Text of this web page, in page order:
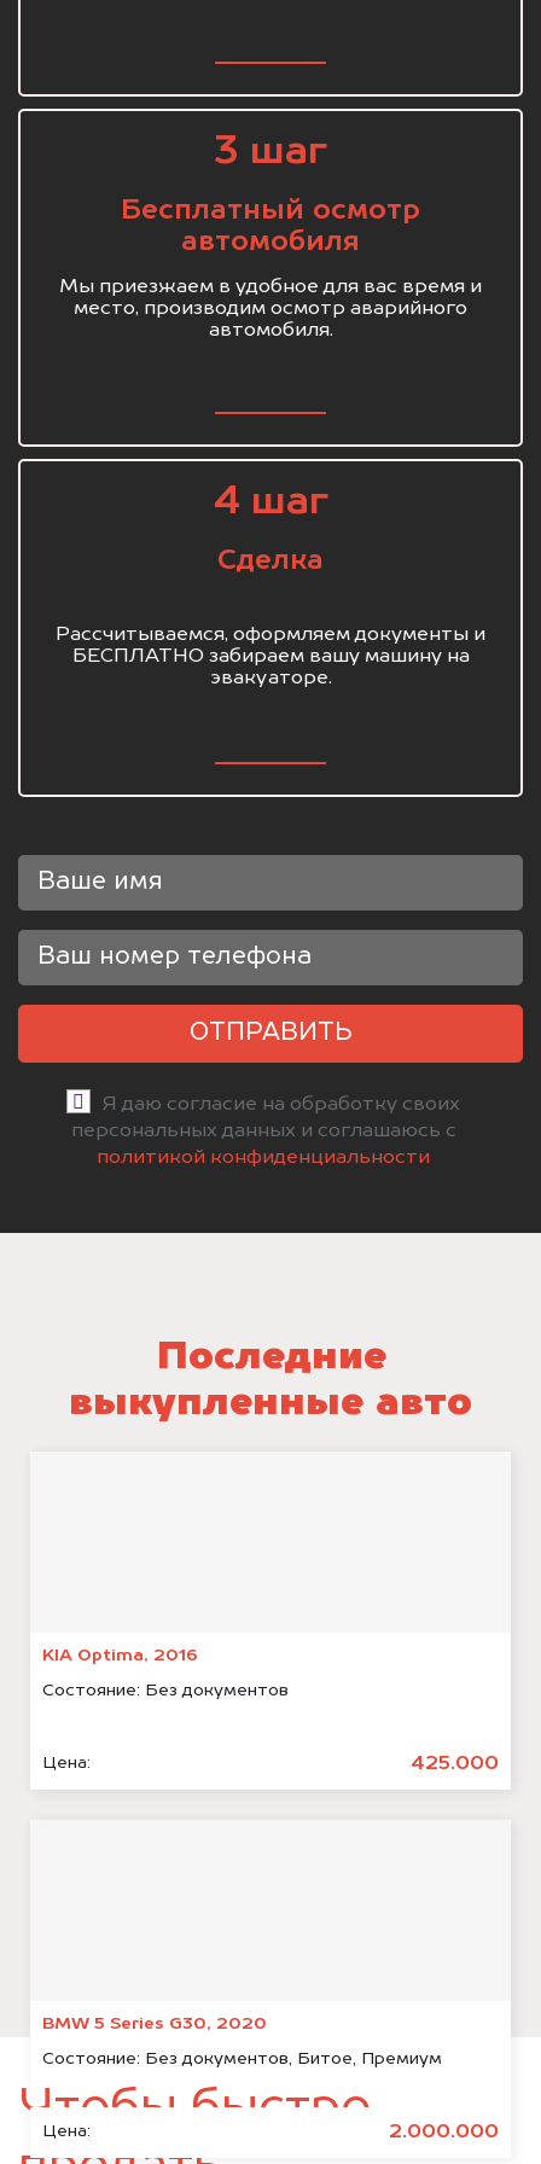
3 шаг
Бесплатный осмотр
автомобиля
Мы приезжаем в удобное для вас время и
место, производим осмотр аварийного
автомобиля.
4 шаг
Сделка
Рассчитываемся, оформляем документы и
БЕСПЛАТНО забираем вашу машину на
эвакуаторе.
ОТПРАВИТЬ
Я даю согласие на обработку своих
персональных данных и соглашаюсь с
политикой конфиденциальности
Последние
выкупленные авто
KIA Optima, 2016
Состояние: Без документов
Цена: 425.000
BMW 5 Series G30, 2020
Состояние: Без документов, Битое, Премиум
Цена: 2.000.000
Чтобы быстро